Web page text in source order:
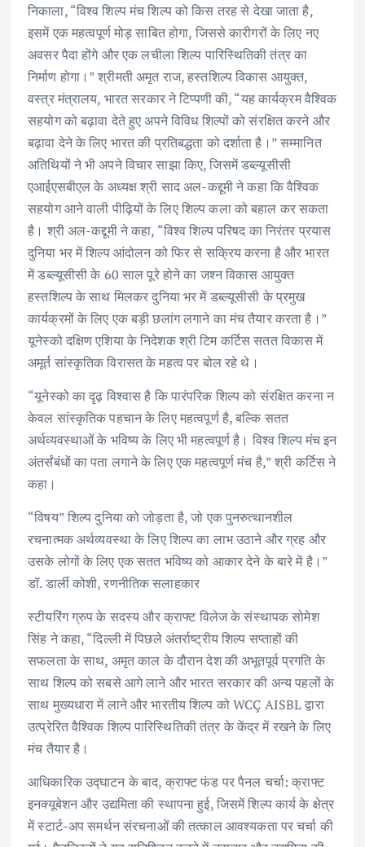
निकाला, “विश्व शिल्प मंच शिल्प को किस तरह से देखा जाता है,
इसमें एक महत्वपूर्ण मोड़ साबित होगा, जिससे कारीगरों के लिए नए
अवसर पैदा होंगे और एक लचीला शिल्प पारिस्थितिकी तंत्र का
निर्माण होगा।” श्रीमती अमृत राज, हस्तशिल्प विकास आयुक्त,
वस्त्र मंत्रालय, भारत सरकार ने टिप्पणी की, “यह कार्यक्रम वैश्विक
सहयोग को बढ़ावा देते हुए अपने विविध शिल्पों को संरक्षित करने और
बढ़ावा देने के लिए भारत की प्रतिबद्धता को दर्शाता है।” सम्मानित
अतिथियों ने भी अपने विचार साझा किए, जिसमें डब्ल्यूसीसी
एआईएसबीएल के अध्यक्ष श्री साद अल-कद्दूमी ने कहा कि वैश्विक
सहयोग आने वाली पीढ़ियों के लिए शिल्प कला को बहाल कर सकता
है। श्री अल-कद्दूमी ने कहा, “विश्व शिल्प परिषद का निरंतर प्रयास
दुनिया भर में शिल्प आंदोलन को फिर से सक्रिय करना है और भारत
में डब्ल्यूसीसी के 60 साल पूरे होने का जश्न विकास आयुक्त
हस्तशिल्प के साथ मिलकर दुनिया भर में डब्ल्यूसीसी के प्रमुख
कार्यक्रमों के लिए एक बड़ी छलांग लगाने का मंच तैयार करता है।”
यूनेस्को दक्षिण एशिया के निदेशक श्री टिम कर्टिस सतत विकास में
अमूर्त सांस्कृतिक विरासत के महत्व पर बोल रहे थे।
“यूनेस्को का दृढ़ विश्वास है कि पारंपरिक शिल्प को संरक्षित करना न
केवल सांस्कृतिक पहचान के लिए महत्वपूर्ण है, बल्कि सतत
अर्थव्यवस्थाओं के भविष्य के लिए भी महत्वपूर्ण है। विश्व शिल्प मंच इन
अंतर्संबंधों का पता लगाने के लिए एक महत्वपूर्ण मंच है,” श्री कर्टिस ने
कहा।
“विषय” शिल्प दुनिया को जोड़ता है, जो एक पुनरुत्थानशील
रचनात्मक अर्थव्यवस्था के लिए शिल्प का लाभ उठाने और ग्रह और
उसके लोगों के लिए एक सतत भविष्य को आकार देने के बारे में है।”
डॉ. डार्ली कोशी, रणनीतिक सलाहकार
स्टीयरिंग ग्रुप के सदस्य और क्राफ्ट विलेज के संस्थापक सोमेश
सिंह ने कहा, “दिल्ली में पिछले अंतर्राष्ट्रीय शिल्प सप्ताहों की
सफलता के साथ, अमृत काल के दौरान देश की अभूतपूर्व प्रगति के
साथ शिल्प को सबसे आगे लाने और भारत सरकार की अन्य पहलों के
साथ मुख्यधारा में लाने और भारतीय शिल्प को WCÇ AISBL द्वारा
उत्प्रेरित वैश्विक शिल्प पारिस्थितिकी तंत्र के केंद्र में रखने के लिए
मंच तैयार है।
आधिकारिक उद्घाटन के बाद, क्राफ्ट फंड पर पैनल चर्चा: क्राफ्ट
इनक्यूबेशन और उद्यमिता की स्थापना हुई, जिसमें शिल्प कार्य के क्षेत्र
में स्टार्ट-अप समर्थन संरचनाओं की तत्काल आवश्यकता पर चर्चा की